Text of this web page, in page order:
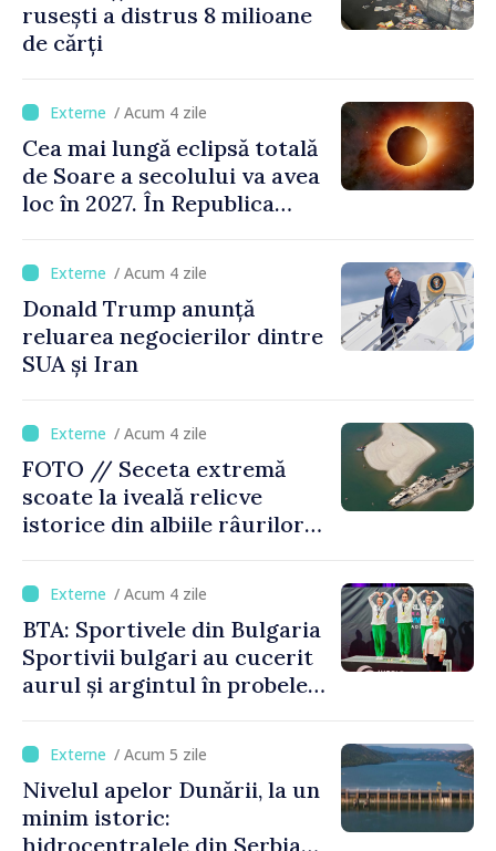
rusești a distrus 8 milioane
de cărți
/ Acum 4 zile
Cea mai lungă eclipsă totală
de Soare a secolului va avea
loc în 2027. În Republica
acoperit în proporție de
până la 44%/ Acum 4 zile
Donald Trump anunță
reluarea negocierilor dintre
SUA și Iran
/ Acum 4 zile
FOTO // Seceta extremă
scoate la iveală relicve
istorice din albiile râurilor
/ Acum 4 zile
BTA: Sportivele din Bulgaria
Sportivii bulgari au cucerit
aurul și argintul în probele
de gimnastică aerobică de la
Oradea
/ Acum 5 zile
Nivelul apelor Dunării, la un
minim istoric:
hidrocentralele din Serbia